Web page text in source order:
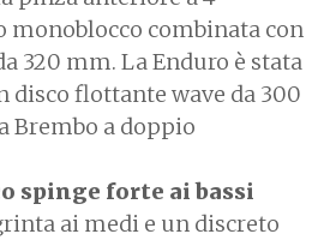
monoblocco combinata con
320 mm. La Enduro è stata
disco flottante wave da 300
Brembo a doppio
spinge forte ai bassi
ai medi e un discreto